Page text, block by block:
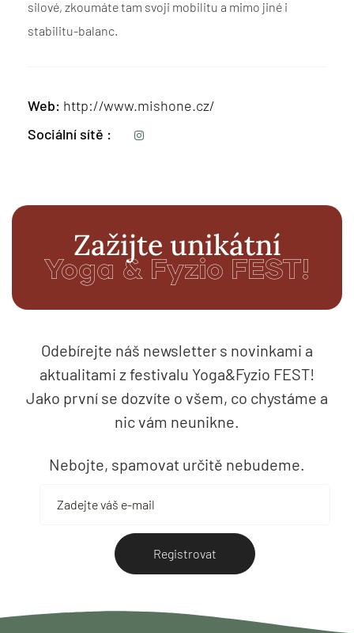
silové, zkoumáte tam svoji mobilitu a mimo jiné i
stabilitu-balanc.
Web http://www.mishone.cz/
Sociální sítě
Zažijte unikátní
Yoga & Fyzio FEST!
Odebírejte náš newsletter s novinkami a
aktualitami z festivalu Yoga&Fyzio FEST!
Jako první se dozvíte o všem, co chystáme a
nic vám neunikne.
Nebojte, spamovat určitě nebudeme.
Registrovat